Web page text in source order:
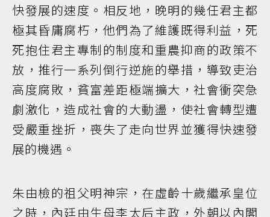
快發展的速度。相反地，晚明的幾任君主都
極其昏庸腐朽，他們為了維護既得利益，死
死抱住君主專制的制度和重農抑商的政策不
放，推行一系列倒行逆施的舉措，導致吏治
高度腐敗，貧富差距極端擴大，社會衝突急
劇激化，造成社會的大動盪，使社會轉型遭
受嚴重挫折，喪失了走向世界並獲得快速發
展的機遇。
朱由檢的祖父明神宗，在虛齡十歲繼承皇位
之時，內廷由生母李太后主政，外朝以內閣